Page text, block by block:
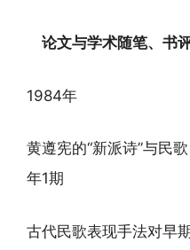
论文与学术随笔、书
1984年
黄遵宪的“新派诗”与民
年1期
古代民歌表现手法对早